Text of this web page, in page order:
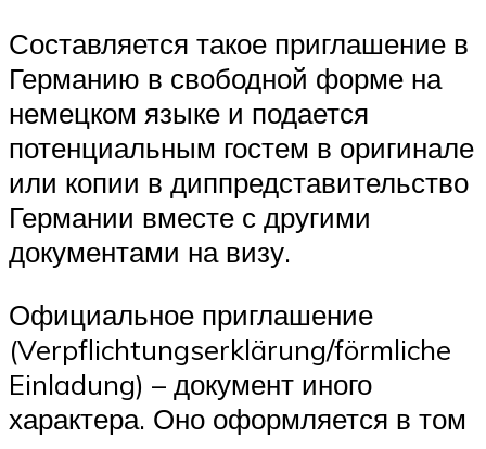
Составляется такое приглашение в
Германию в свободной форме на
немецком языке и подается
потенциальным гостем в оригинале
или копии в диппредставительство
Германии вместе с другими
документами на визу.
Официальное приглашение
(Verpflichtungserklärung/förmliche
Einladung) – документ иного
характера. Оно оформляется в том